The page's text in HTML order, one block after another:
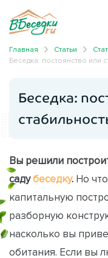
Главная Статьи
Беседка: постоянство или
Беседка:
Вы решили
садубеседку. Но
капитальную
разборную
насколько вы
обитания. Если вы